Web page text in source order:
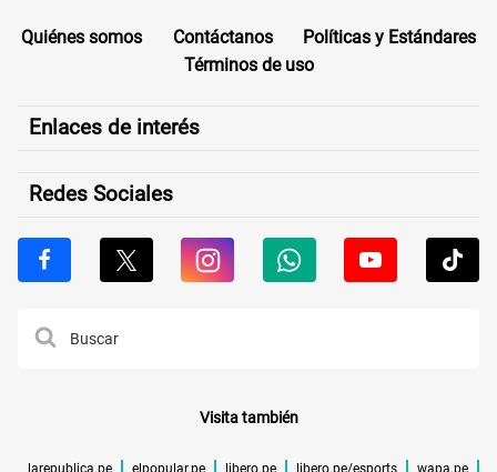
Quiénes somos Contáctanos
Políticas y Estándares
Términos de uso
Enlaces de interés
Redes Sociales
Visita también